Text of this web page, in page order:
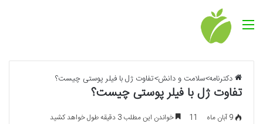
منو
دکترنامه>سلامت و دانش>تفاوت ژل با فیلر پوستی چیست؟
تفاوت ژل با فیلر پوستی چیست؟
9 آبان ماه خواندن این مطلب 3 دقیقه طول خواهد کشید